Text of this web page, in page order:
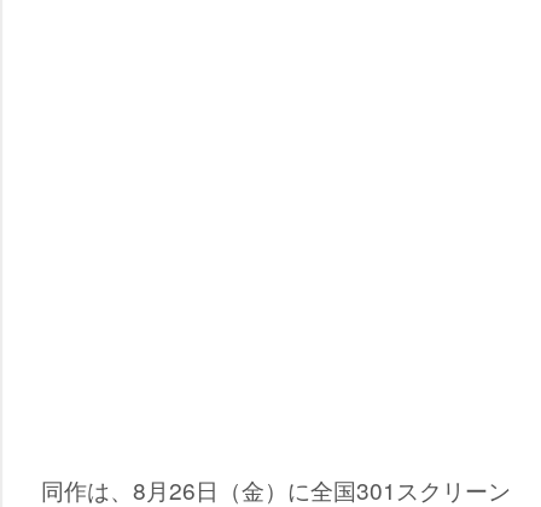
同作は、8月26日（金）に全国301スクリーン